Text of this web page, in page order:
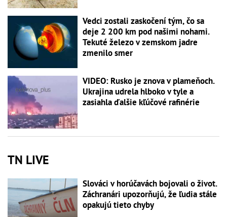
Vedci zostali zaskočení tým, čo sa
deje 2 200 km pod našimi nohami.
Tekuté železo v zemskom jadre
zmenilo smer
VIDEO: Rusko je znova v plameňoch.
Ukrajina udrela hlboko v tyle a
zasiahla ďalšie kľúčové rafinérie
TN LIVE
Slováci v horúčavách bojovali o život.
Záchranári upozorňujú, že ľudia stále
opakujú tieto chyby